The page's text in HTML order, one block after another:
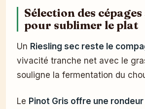
Sélection des
pour sublimer le plat
Un Riesling sec reste le
vivacité tranche net avec le
souligne la fermentation du
Le Pinot Gris offre une